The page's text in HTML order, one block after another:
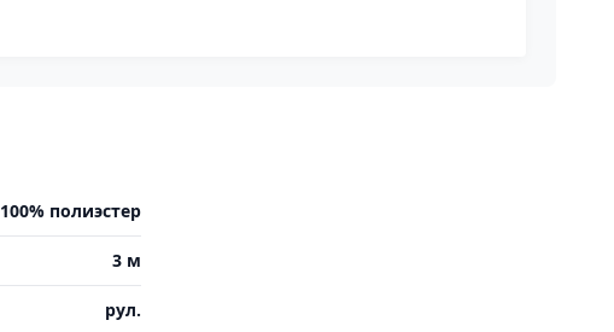
100% полиэстер
3 м
рул.